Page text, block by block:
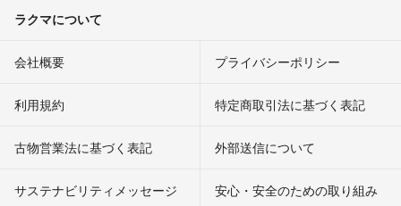
ラクマについて
会社概要 プライバシーポリシー
利用規約 特定商取引法に基づく表記
古物営業法に基づく表記 外部送信について
サステナビリティメッセージ 安心・安全のための取り組み